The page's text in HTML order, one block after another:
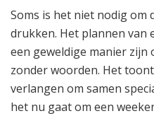
Soms is het niet nodig om
drukken. Het plannen van
een geweldige manier zijn
zonder woorden. Het
verlangen om samen
het nu gaat om een